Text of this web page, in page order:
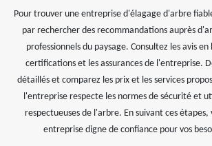
Pour trouver une entreprise d'élagage d'arbre
par rechercher des recommandations auprès
professionnels du paysage. Consultez les avis
certifications et les assurances de l'entreprise.
détaillés et comparez les prix et les services
l'entreprise respecte les normes de sécurité et
respectueuses de l'arbre. En suivant ces
entreprise digne de confiance pour vos